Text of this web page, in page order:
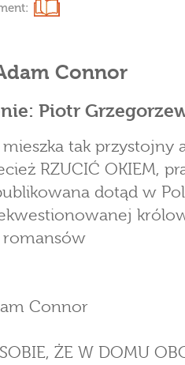
Connor
Piotr
tak przystojny
RZUCIĆ OKIEM,
dotąd w
Connor
ŻE W DOMU